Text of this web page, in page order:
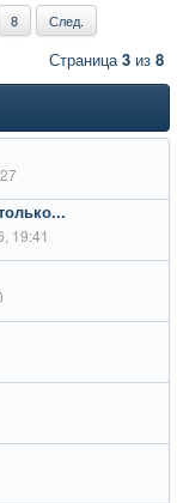
8 След.
Страница 3 из 8
19:41